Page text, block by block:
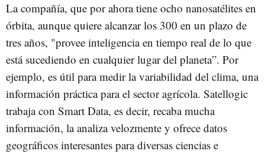
La compañía, que por ahora tiene ocho nanosatélites en
órbita, aunque quiere alcanzar los 300 en un plazo de
tres años, "provee inteligencia en tiempo real de lo que
está sucediendo en cualquier lugar del planeta”. Por
ejemplo, es útil para medir la variabilidad del clima, una
información práctica para el sector agrícola. Satellogic
trabaja con Smart Data, es decir, recaba mucha
información, la analiza velozmente y ofrece datos
geográficos interesantes para diversas ciencias e